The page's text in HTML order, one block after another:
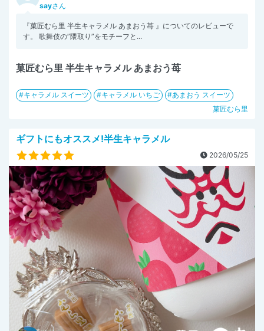
sayさん
『菓匠むら里 半生キャラメル あまおう苺 』についてのレビューで
す。 歌舞伎の”隈取り”をモチーフと...
菓匠むら里 半生キャラメル あまおう苺
キャラメル スイーツ キャラメル いちご
あまおう スイーツ
菓匠むら里
ギフトにもオススメ!半生キャラメル
2026/05/25